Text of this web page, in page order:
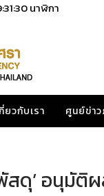
นาฬิกา
ยวกับเรา ศูนย์ข่า
ดุ’ อนุมัติผ